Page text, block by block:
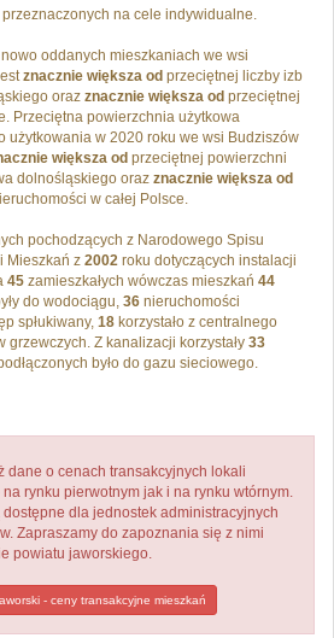
przeznaczonych na cele indywidualne.
oddanych mieszkaniach we wsi
znacznie większa od przeciętnej liczby izb
oraz znacznie większa od przeciętnej
Przeciętna powierzchnia użytkowa
użytkowania w 2020 roku we wsi Budziszów
większa od przeciętnej powierzchni
dolnośląskiego oraz znacznie większa od
w całej Polsce.
pochodzących z Narodowego Spisu
Mieszkań z 2002 roku dotyczących instalacji
45 zamieszkałych wówczas mieszkań 44
do wodociągu, 36 nieruchomości
spłukiwany, 18 korzystało z centralnego
grzewczych. Z kanalizacji korzystały 33
było do gazu sieciowego.
dane o cenach transakcyjnych lokali
rynku pierwotnym jak i na rynku wtórnym.
dostępne dla jednostek administracyjnych
Zapraszamy do zapoznania się z nimi
powiatu jaworskiego.
- ceny transakcyjne mieszkań